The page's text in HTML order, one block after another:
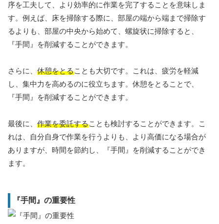
序を工夫して、より効率的に作業を完了することを意味しま
す。例えば、床を掃除する際に、部屋の端から端まで掃除す
るよりも、部屋の中央から始めて、螺旋状に掃除すると、
『手間』を削減することができます。
さらに、 休憩をとることも大切です。これは、疲労を軽減
し、集中力を高めるのに役立ちます。休憩をとることで、
『手間』を削減することができます。
最後に、 作業を委託することも検討することができます。こ
れは、自分自身で作業を行うよりも、より高価になる場合が
ありますが、時間を節約し、『手間』を削減することができ
ます。
『手間』の重要性